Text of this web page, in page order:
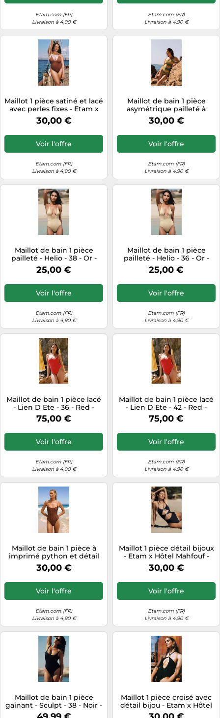
Etam.com (FR)
Livraison à 4,90 €
Etam.com (FR)
Livraison à 4,90 €
Maillot 1 pièce satiné et lacé
avec perles fixes - Etam x
Hôtel Mahfouf - Nereides -
42 - Marron Brun - Femme -
30,00 €
Voir l'offre
Etam.com (FR)
Livraison à 4,90 €
Maillot de bain 1 pièce
asymétrique pailleté à
rayures - Zahara - 40 - Kaki -
Femme - Etam
30,00 €
Voir l'offre
Etam.com (FR)
Livraison à 4,90 €
Maillot de bain 1 pièce
pailleté - Helio - 38 - Or -
Femme - Etam
25,00 €
Voir l'offre
Etam.com (FR)
Livraison à 4,90 €
Maillot de bain 1 pièce
pailleté - Helio - 36 - Or -
Femme - Etam
25,00 €
Voir l'offre
Etam.com (FR)
Livraison à 4,90 €
Maillot de bain 1 pièce lacé
- Lien D Ete - 36 - Red -
Femme - Etam
75,00 €
Voir l'offre
Etam.com (FR)
Livraison à 4,90 €
Maillot de bain 1 pièce lacé
- Lien D Ete - 42 - Red -
Femme - Etam
75,00 €
Voir l'offre
Etam.com (FR)
Livraison à 4,90 €
Maillot de bain 1 pièce à
imprimé python et détail
bijou - Zephiro - 34 -
Caramel - Femme - Etam
30,00 €
Voir l'offre
Etam.com (FR)
Livraison à 4,90 €
Maillot 1 pièce détail bijoux
- Etam x Hôtel Mahfouf -
Halo Swim - 40 - Noir -
Femme - Etam
30,00 €
Voir l'offre
Etam.com (FR)
Livraison à 4,90 €
Maillot de bain 1 pièce
gainant - Sculpt - 38 - Noir -
Femme - Etam
Maillot 1 pièce croisé avec
détail bijou - Etam x Hôtel
Mahfouf - Halo Swim - 38 -